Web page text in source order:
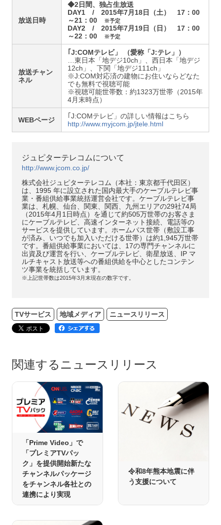
放送日時
◆2日間、独占生放送
DAY1 / 2015年7月18日（土） 17：00
～21：00
※予定
DAY2 / 2015年7月19日（日） 17：00
～22：00
※予定
放送チャン
ネル
｢J:COMテレビ」 （愛称「J:テレ」）
…東日本「地デジ10ch」、西日本「地デジ
12ch」、下関「地デジ111ch」
※J:COM対応済の建物にお住いならどなた
でも無料で視聴可能
※視聴可能世帯数：約1323万世帯（2015年
4月末時点）
WEBページ
｢J:COMテレビ」の詳しい情報はこちら
http://www.myjcom.jp/jtele.html
ジュピターテレコムについて
http://www.jcom.co.jp/
株式会社ジュピターテレコム（本社：東京都千代田区）
は、1995 年に設立された国内最大手のケーブルテレビ事
業・番組供給事業統括運営会社です。ケーブルテレビ事
業は、札幌、仙台、関東、関西、九州エリアの29社74局
（2015年4月1日時点）を通じて約505万世帯のお客さま
にケーブルテレビ、高速インターネット接続、電話等の
サービスを提供しています。ホームパス世帯（敷設工事
が済み、いつでも加入いただける世帯）は約1,945万世帯
です。番組供給事業においては、17の専門チャンネルに
出資及び運営を行い、ケーブルテレビ、衛星放送、IP マ
ルチキャスト放送等への番組供給を中心としたコンテン
ツ事業を統括しています。
※上記世帯数は2015年3月末現在の数字です。
TVサービス 地域メディア ニュースリリース
関連するニュースリリース
「Prime Video」で
「プレミアTVパッ
ク」を提供開始新たな
チャンネルパッケージ
をチャンネル各社との
連携により実現
令和8年熊本地震に伴
う支援について